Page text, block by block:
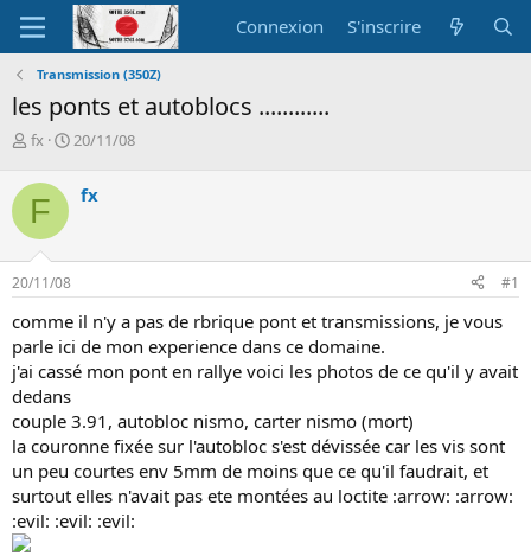
Connexion S'inscrire
Transmission (350Z)
les ponts et autoblocs ............
A
t
e
u
r
d
e
a
d
i
s
c
s
s
i
o
n
fx
D
d
u
t
20/11/08
F fx
20/11/08 #1
comme il n'y a pas de rbrique pont et transmissions, je vous
parle ici de mon experience dans ce domaine.
j'ai cassé mon pont en rallye voici les photos de ce qu'il y avait
dedans
couple 3.91, autobloc nismo, carter nismo (mort)
la couronne fixée sur l'autobloc s'est dévissée car les vis sont
un peu courtes env 5mm de moins que ce qu'il faudrait, et
surtout elles n'avait pas ete montées au loctite :arrow: :arrow:
:evil: :evil: :evil: